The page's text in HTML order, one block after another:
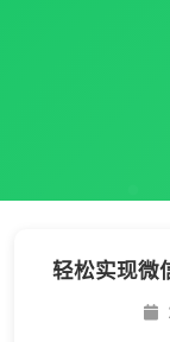
轻松实现微